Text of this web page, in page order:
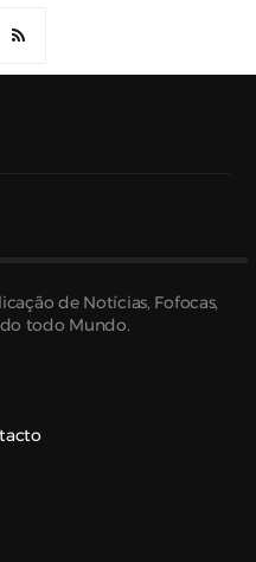
de Notícias, Fofocas,
do todo Mundo.